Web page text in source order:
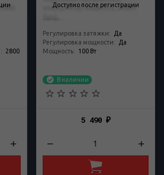
: 2800
Доступно после регистрации
аккумулятор, мощность, объем
Регулировка затяжки:
Да
Регулировка мощности:
Да
Мощность: 100 Вт
В наличии
5 490 ₽